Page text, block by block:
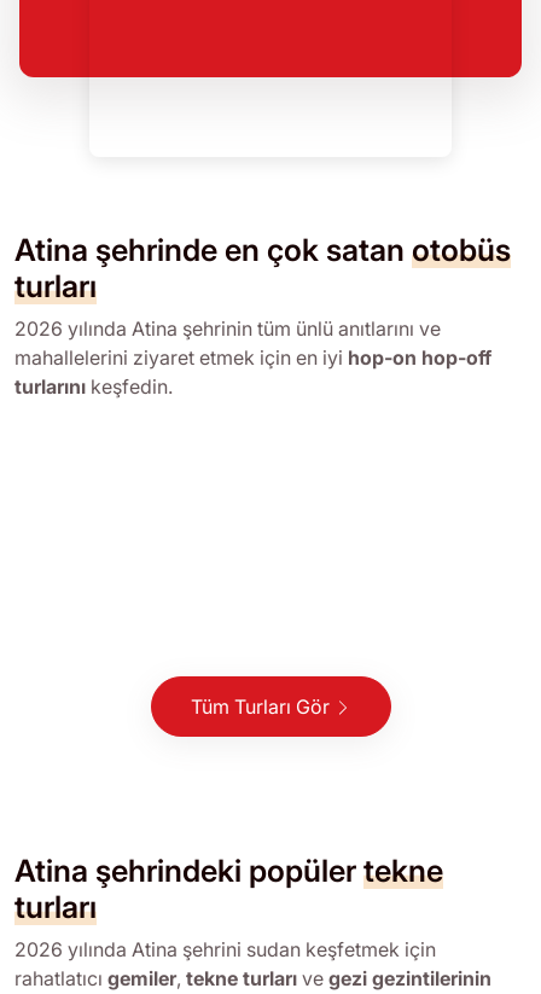
Atina şehrinde en çok satan otobüs
turları
2026 yılında Atina şehrinin tüm ünlü anıtlarını ve
mahallelerini ziyaret etmek için en iyi hop-on hop-off
turlarını keşfedin.
Tüm Turları Gör
Atina şehrindeki popüler tekne
turları
2026 yılında Atina şehrini sudan keşfetmek için
rahatlatıcı gemiler, tekne turları ve gezi gezintilerinin